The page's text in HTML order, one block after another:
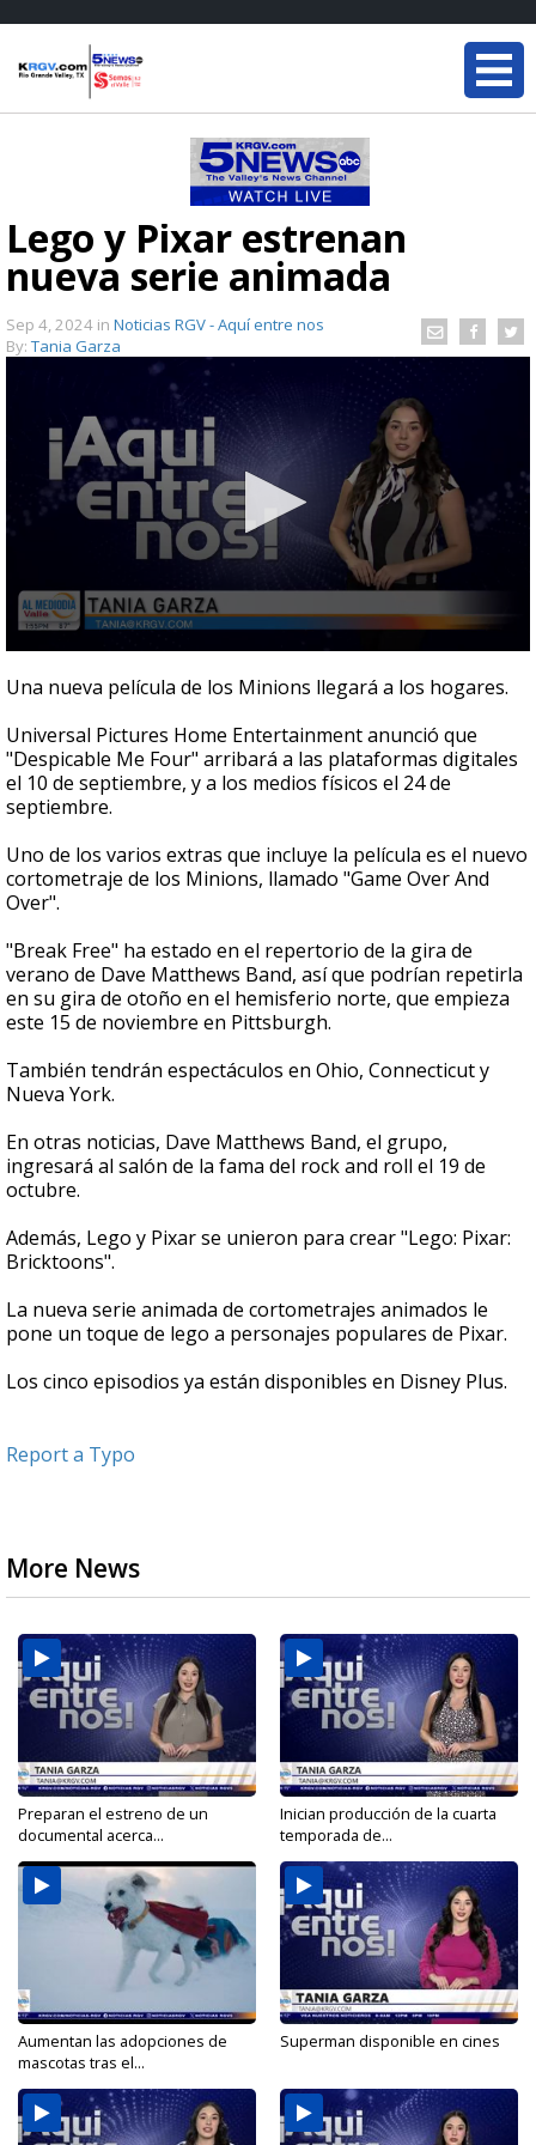
Lego y Pixar estrenan
nueva serie animada
Sep 4, 2024 in Noticias RGV - Aquí entre nos
By: Tania Garza
seconds
of
minute,
32
seconds
Una nueva película de los Minions llegará a los hogares.
Universal Pictures Home Entertainment anunció que
"Despicable Me Four" arribará a las plataformas digitales
el 10 de septiembre, y a los medios físicos el 24 de
septiembre.
Uno de los varios extras que incluye la película es el nuevo
cortometraje de los Minions, llamado "Game Over And
Over".
"Break Free" ha estado en el repertorio de la gira de
verano de Dave Matthews Band, así que podrían repetirla
en su gira de otoño en el hemisferio norte, que empieza
este 15 de noviembre en Pittsburgh.
También tendrán espectáculos en Ohio, Connecticut y
Nueva York.
En otras noticias, Dave Matthews Band, el grupo,
ingresará al salón de la fama del rock and roll el 19 de
octubre.
Además, Lego y Pixar se unieron para crear "Lego: Pixar:
Bricktoons".
La nueva serie animada de cortometrajes animados le
pone un toque de lego a personajes populares de Pixar.
Los cinco episodios ya están disponibles en Disney Plus.
Report a Typo
More News
Preparan el estreno de un
documental acerca...
Inician producción de la cuarta
temporada de...
Aumentan las adopciones de
mascotas tras el...
Superman disponible en cines